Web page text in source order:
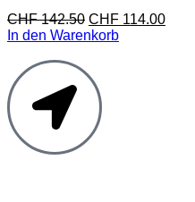
CHF142.50 CHF 114.00
In den Warenkorb